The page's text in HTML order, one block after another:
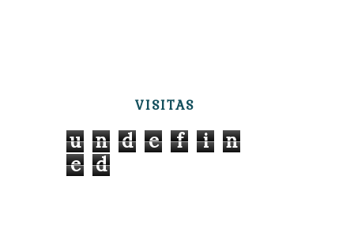
VISITAS
u n d e f i
n
e
d